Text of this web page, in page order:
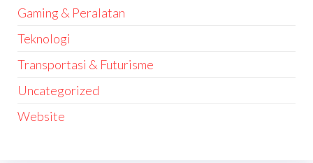
Gaming & Peralatan
Teknologi
Transportasi & Futurisme
Uncategorized
Website